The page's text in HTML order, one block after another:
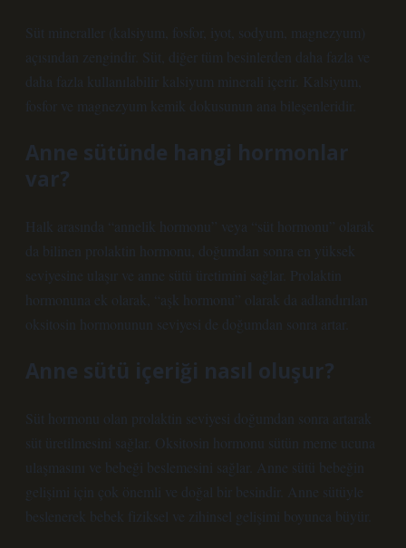
Süt mineraller (kalsiyum, fosfor, iyot, sodyum, magnezyum)
açısından zengindir. Süt, diğer tüm besinlerden daha fazla ve
daha fazla kullanılabilir kalsiyum minerali içerir. Kalsiyum,
fosfor ve magnezyum kemik dokusunun ana bileşenleridir.
Anne sütünde hangi hormonlar
var?
Halk arasında “annelik hormonu” veya “süt hormonu” olarak
da bilinen prolaktin hormonu, doğumdan sonra en yüksek
seviyesine ulaşır ve anne sütü üretimini sağlar. Prolaktin
hormonuna ek olarak, “aşk hormonu” olarak da adlandırılan
oksitosin hormonunun seviyesi de doğumdan sonra artar.
Anne sütü içeriği nasıl oluşur?
Süt hormonu olan prolaktin seviyesi doğumdan sonra artarak
süt üretilmesini sağlar. Oksitosin hormonu sütün meme ucuna
ulaşmasını ve bebeği beslemesini sağlar. Anne sütü bebeğin
gelişimi için çok önemli ve doğal bir besindir. Anne sütüyle
beslenerek bebek fiziksel ve zihinsel gelişimi boyunca büyür.